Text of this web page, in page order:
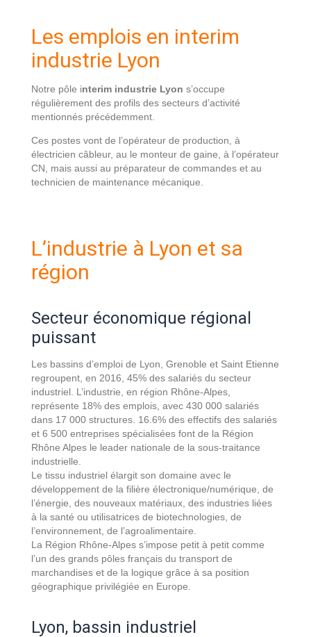
Les emplois en interim
industrie Lyon
Notre pôle interim industrie Lyon s’occupe
régulièrement des profils des secteurs d’activité
mentionnés précédemment.
Ces postes vont de l’opérateur de production, à
électricien câbleur, au le monteur de gaine, à l’opérateur
CN, mais aussi au préparateur de commandes et au
technicien de maintenance mécanique.
L’industrie à Lyon et sa
région
Secteur économique régional
puissant
Les bassins d’emploi de Lyon, Grenoble et Saint Etienne
regroupent, en 2016, 45% des salariés du secteur
industriel. L’industrie, en région Rhône-Alpes,
représente 18% des emplois, avec 430 000 salariés
dans 17 000 structures. 16.6% des effectifs des salariés
et 6 500 entreprises spécialisées font de la Région
Rhône Alpes le leader nationale de la sous-traitance
industrielle.
Le tissu industriel élargit son domaine avec le
développement de la filière électronique/numérique, de
l’énergie, des nouveaux matériaux, des industries liées
à la santé ou utilisatrices de biotechnologies, de
l’environnement, de l’agroalimentaire.
La Région Rhône-Alpes s’impose petit à petit comme
l’un des grands pôles français du transport de
marchandises et de la logique grâce à sa position
géographique privilégiée en Europe.
Lyon, bassin industriel